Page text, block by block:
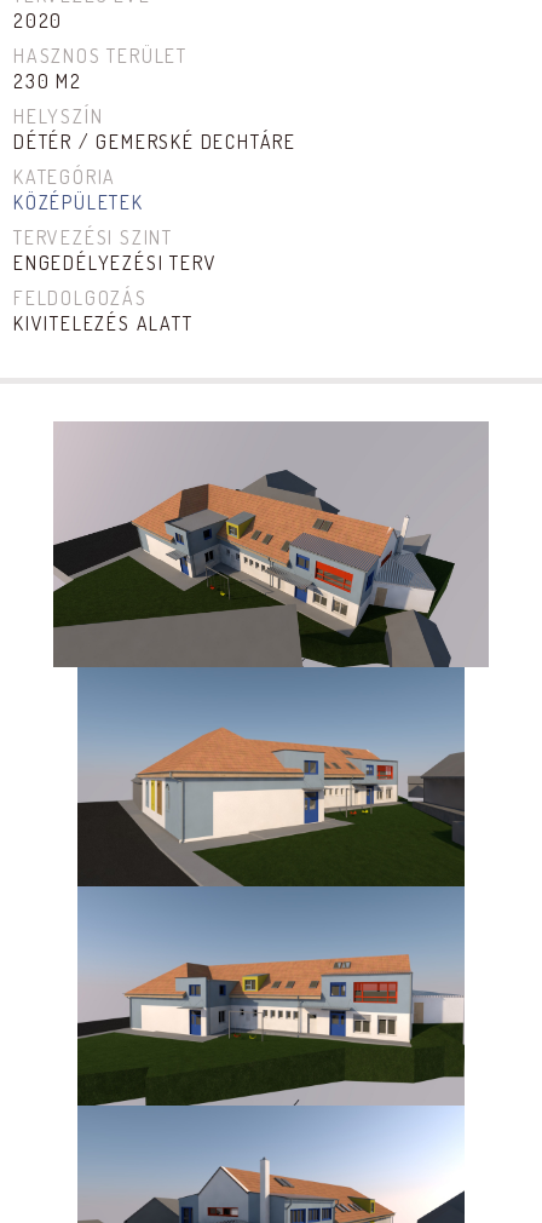
2020
HASZNOS TERÜLET
230 M2
HELYSZÍN
DÉTÉR / GEMERSKÉ DECHTÁRE
KATEGÓRIA
KÖZÉPÜLETEK
TERVEZÉSI SZINT
ENGEDÉLYEZÉSI TERV
FELDOLGOZÁS
KIVITELEZÉS ALATT